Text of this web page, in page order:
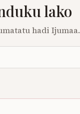
lako
hadi Ijumaa.